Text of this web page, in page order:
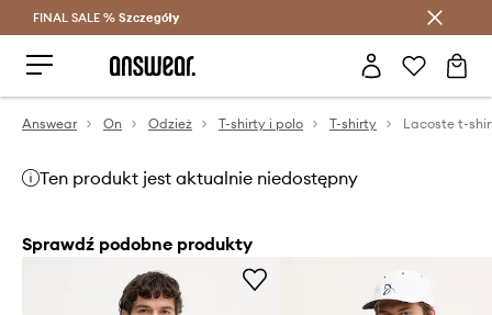
Oszczędzaj z Answear Club >
FINAL SALE % Szczegóły
Answear On Odzież T-shirty i polo T-shirty Lacoste t-
Ten produkt jest aktualnie niedostępny
Sprawdź podobne produkty